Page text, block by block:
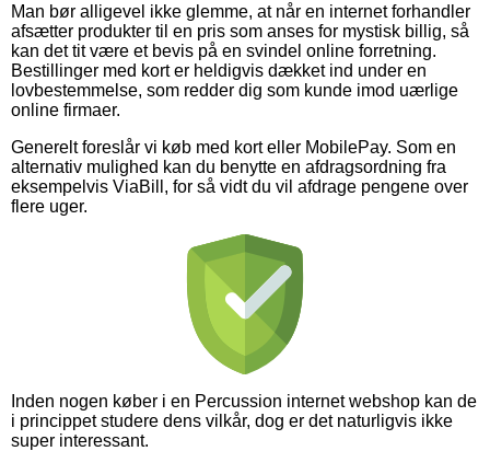
Man bør alligevel ikke glemme, at når en internet forhandler
afsætter produkter til en pris som anses for mystisk billig, så
kan det tit være et bevis på en svindel online forretning.
Bestillinger med kort er heldigvis dækket ind under en
lovbestemmelse, som redder dig som kunde imod uærlige
online firmaer.
Generelt foreslår vi køb med kort eller MobilePay. Som en
alternativ mulighed kan du benytte en afdragsordning fra
eksempelvis ViaBill, for så vidt du vil afdrage pengene over
flere uger.
Inden nogen køber i en Percussion internet webshop kan de
i princippet studere dens vilkår, dog er det naturligvis ikke
super interessant.